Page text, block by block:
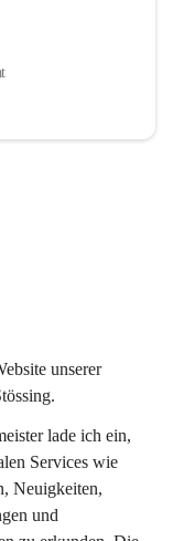
unserer
lade ich ein,
Services wie
Neuigkeiten,
und